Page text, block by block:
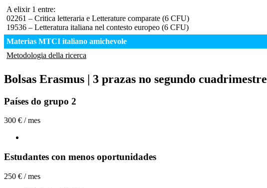
A elixir 1 entre:
02261 – Critica letteraria e Letterature comparate (6 CFU)
19536 – Letteratura italiana nel contesto europeo (6 CFU)
Materias MTCI italiano amichevole
Metodologia della ricerca
Bolsas Erasmus | 3 prazas no segundo cuadrimestre
Países do grupo 2
300 € / mes
Estudantes con menos oportunidades
250 € / mes